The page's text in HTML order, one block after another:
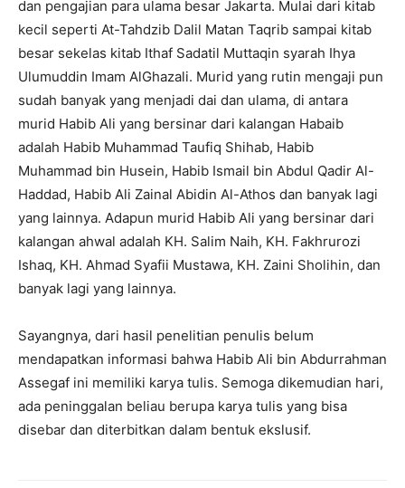
dan pengajian para ulama besar Jakarta. Mulai dari kitab
kecil seperti At-Tahdzib Dalil Matan Taqrib sampai kitab
besar sekelas kitab Ithaf Sadatil Muttaqin syarah Ihya
Ulumuddin Imam AlGhazali. Murid yang rutin mengaji pun
sudah banyak yang menjadi dai dan ulama, di antara
murid Habib Ali yang bersinar dari kalangan Habaib
adalah Habib Muhammad Taufiq Shihab, Habib
Muhammad bin Husein, Habib Ismail bin Abdul Qadir Al-
Haddad, Habib Ali Zainal Abidin Al-Athos dan banyak lagi
yang lainnya. Adapun murid Habib Ali yang bersinar dari
kalangan ahwal adalah KH. Salim Naih, KH. Fakhrurozi
Ishaq, KH. Ahmad Syafii Mustawa, KH. Zaini Sholihin, dan
banyak lagi yang lainnya.
Sayangnya, dari hasil penelitian penulis belum
mendapatkan informasi bahwa Habib Ali bin Abdurrahman
Assegaf ini memiliki karya tulis. Semoga dikemudian hari,
ada peninggalan beliau berupa karya tulis yang bisa
disebar dan diterbitkan dalam bentuk ekslusif.